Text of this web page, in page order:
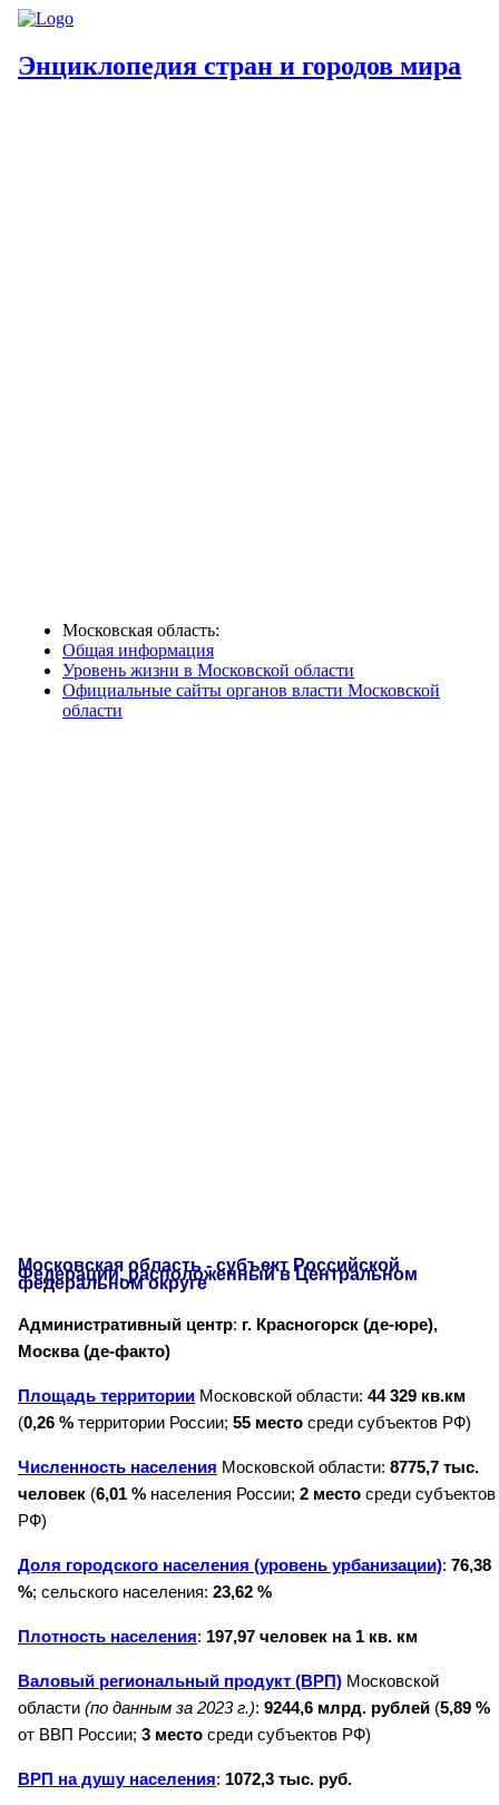
Энциклопедия стран и городов мира
Московская область:
Общая информация
Уровень жизни в Московской области
Официальные сайты органов власти Московской
области
Московская область - субъект Российской
Федерации, расположенный в Центральном
федеральном округе
Административный центр: г. Красногорск (де-юре),
Москва (де-факто)
Площадь территории Московской области: 44 329 кв.км
(0,26 % территории России; 55 место среди субъектов РФ)
Численность населения Московской области: 8775,7 тыс.
человек (6,01 % населения России; 2 место среди субъектов
РФ)
Доля городского населения (уровень урбанизации): 76,38
%; сельского населения: 23,62 %
Плотность населения: 197,97 человек на 1 кв. км
Валовый региональный продукт (ВРП) Московской
области (по данным за 2023 г.): 9244,6 млрд. рублей (5,89 %
от ВВП России; 3 место среди субъектов РФ)
ВРП на душу населения: 1072,3 тыс. руб.